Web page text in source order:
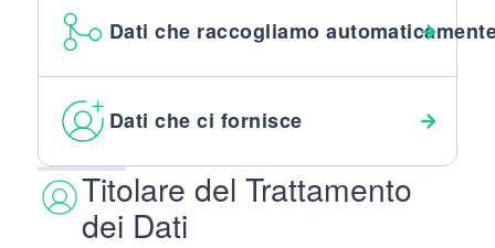
Dati che raccogliamo
Dati che ci fornisce
Titolare del Trattamento
dei Dati